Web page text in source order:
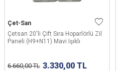
Çet-San
Çetsan 20'li Çift Sıra Hoparlörlü Zil
Paneli (H9+N11) Mavi Işıklı
6.660,00TL 3.330,00 TL